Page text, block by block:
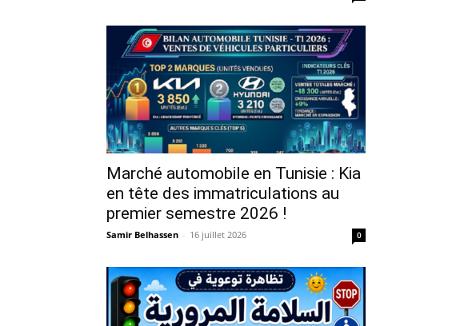
Marché automobile en Tunisie : Kia
en tête des immatriculations au
premier semestre 2026 !
Samir Belhassen - 16 juillet 2026 0